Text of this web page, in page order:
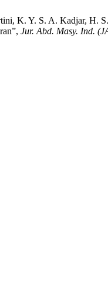
K. Y. S. A. Kadjar, H.
Jur. Abd. Masy. Ind.